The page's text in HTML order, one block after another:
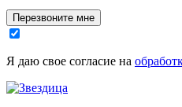
Перезвоните мне
Я даю свое согласие на